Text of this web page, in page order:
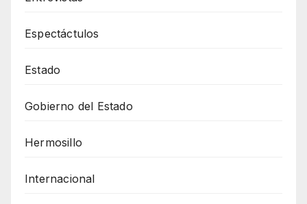
Espectáctulos
Estado
Gobierno del Estado
Hermosillo
Internacional